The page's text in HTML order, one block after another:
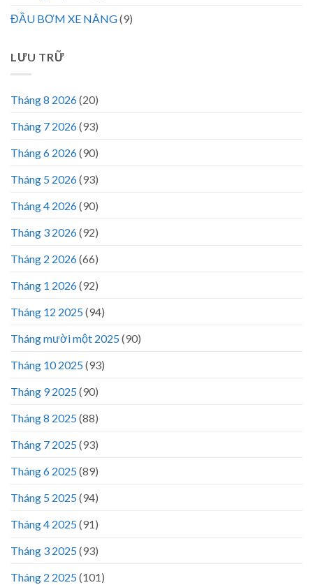
ĐẦU BƠM XE NÂNG(9)
LƯU TRỮ
Tháng 8 2026(20)
Tháng 7 2026(93)
Tháng 6 2026(90)
Tháng 5 2026(93)
Tháng 4 2026(90)
Tháng 3 2026(92)
Tháng 2 2026(66)
Tháng 1 2026(92)
Tháng 12 2025(94)
Tháng mười một 2025(90)
Tháng 10 2025(93)
Tháng 9 2025(90)
Tháng 8 2025(88)
Tháng 7 2025(93)
Tháng 6 2025(89)
Tháng 5 2025(94)
Tháng 4 2025(91)
Tháng 3 2025(93)
Tháng 2 2025(101)